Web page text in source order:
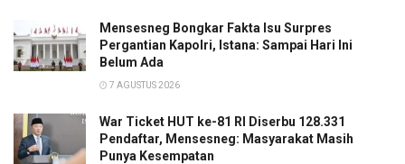
Mensesneg Bongkar Fakta Isu Surpres
Pergantian Kapolri, Istana: Sampai Hari Ini
Belum Ada
7 AGUSTUS 2026
War Ticket HUT ke-81 RI Diserbu 128.331
Pendaftar, Mensesneg: Masyarakat Masih
Punya Kesempatan